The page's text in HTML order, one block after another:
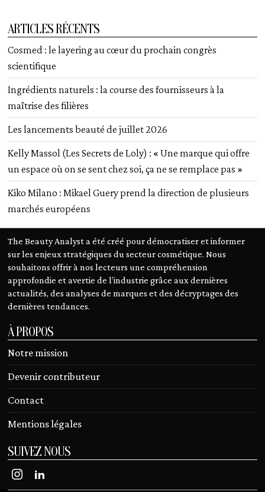
ARTICLES RÉCENTS
Cosmed : le layering au cœur du prochain congrès
scientifique
Ingrédients naturels : la course des fournisseurs à la
maîtrise des filières
Les lancements beauté de juillet 2026
Kelly Massol (Les Secrets de Loly) : « Une marque qui offre
un espace où on se sent chez soi, ça ne se remplace pas »
Kiko Milano : Mikael Guery prend la direction de plusieurs
marchés européens
The Beauty Analyst a été créé pour démocratiser et informer
sur les enjeux stratégiques du secteur cosmétique. Nous
souhaitons offrir à nos lecteurs une compréhension
approfondie et avertie de l’industrie grâce aux dernières
actualités, des analyses de marques et des décryptages des
dernières tendances.
À PROPOS
Notre mission
Devenir contributeur
Contact
Mentions légales
SUIVEZ NOUS